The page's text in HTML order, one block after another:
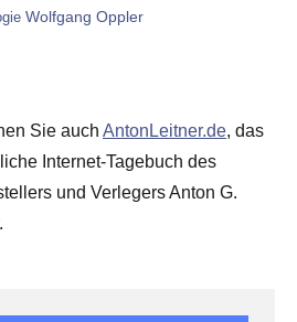
Wolfgang Oppler
Sie auch AntonLeitner.de, das
Internet-Tagebuch des
und Verlegers Anton G.